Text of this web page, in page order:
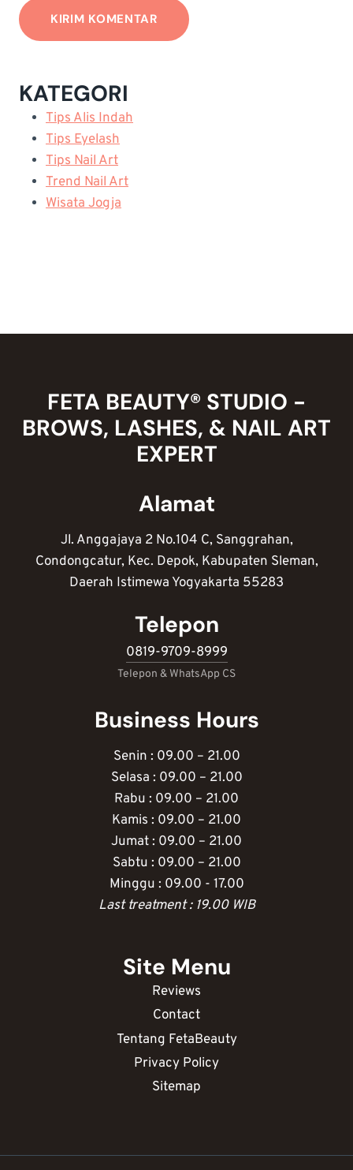
KATEGORI
Tips Alis Indah
Tips Eyelash
Tips Nail Art
Trend Nail Art
Wisata Jogja
FETA BEAUTY® STUDIO -
BROWS, LASHES, & NAIL ART
EXPERT
Alamat
Jl. Anggajaya 2 No.104 C, Sanggrahan,
Condongcatur, Kec. Depok, Kabupaten Sleman,
Daerah Istimewa Yogyakarta 55283
Telepon
0819-9709-8999
Telepon & WhatsApp CS
Business Hours
Senin : 09.00 – 21.00
Selasa : 09.00 – 21.00
Rabu : 09.00 – 21.00
Kamis : 09.00 – 21.00
Jumat : 09.00 – 21.00
Sabtu : 09.00 – 21.00
Minggu : 09.00 - 17.00
Last treatment : 19.00 WIB
Site Menu
Reviews
Contact
Tentang FetaBeauty
Privacy Policy
Sitemap